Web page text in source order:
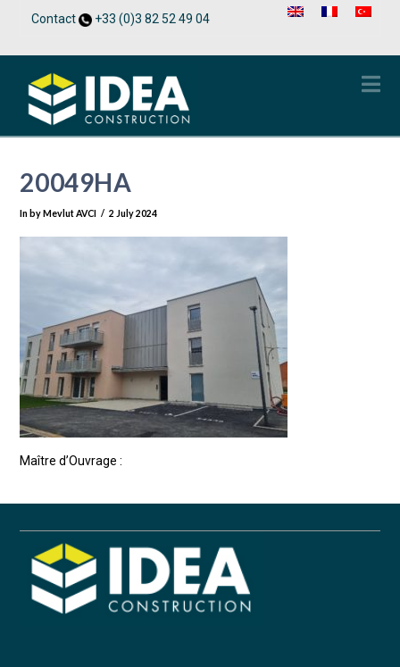
Contact +33 (0)3 82 52 49 04
20049HA
In by Mevlut AVCI 2 July 2024
Maître d’Ouvrage :